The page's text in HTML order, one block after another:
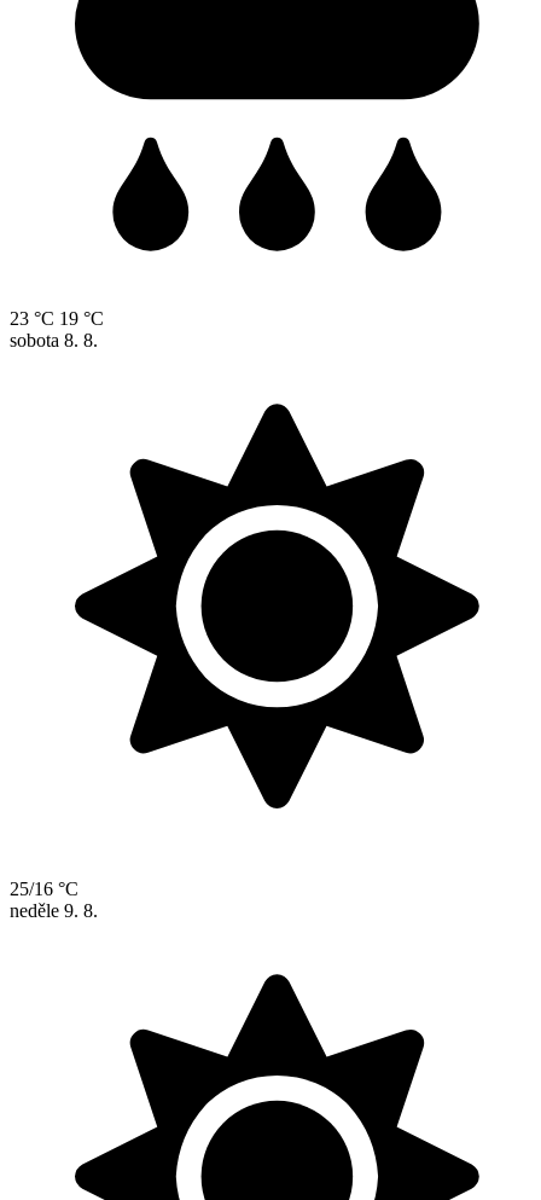
23 °C 19 °C
sobota 8. 8.
25/16 °C
neděle 9. 8.